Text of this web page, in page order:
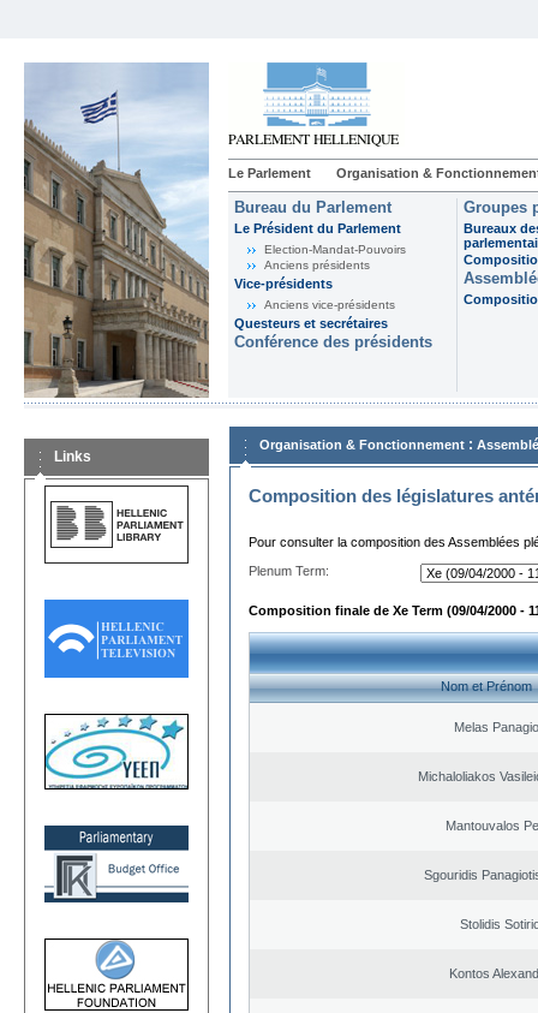
Le Parlement Organisation &
Bureau du Parlement
Le Président du Parlement
Election-Mandat-Pouvoirs
Anciens présidents
Vice-présidents
Anciens vice-présidents
Questeurs et secrétaires
Conférence des présidents
Groupes
Bureaux
Links
Organisation & Fonctionnement :
Composition des législatures
Pour consulter la composition des Assemblées
Plenum Term:
Composition finale de Xe Term (09/04/2000 -
Nom et Prénom
Melas
Michaloliakos
Mantouvalos
Sgouridis
Stolidis
Kontos